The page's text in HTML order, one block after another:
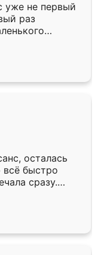
уже не первый
раз
второй раз
очень
быстрая,
из
здесь.
осталась
быстро
сразу.
подошёл к
Собрали
даже